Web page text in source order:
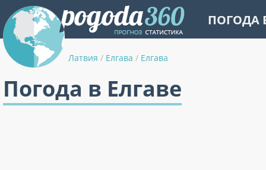
ПОГОДА
Латвия / Елгава / Елгава
Погода в Елгаве